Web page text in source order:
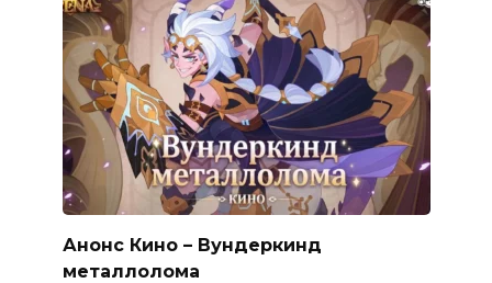
Анонс Кино – Вундеркинд
металлолома